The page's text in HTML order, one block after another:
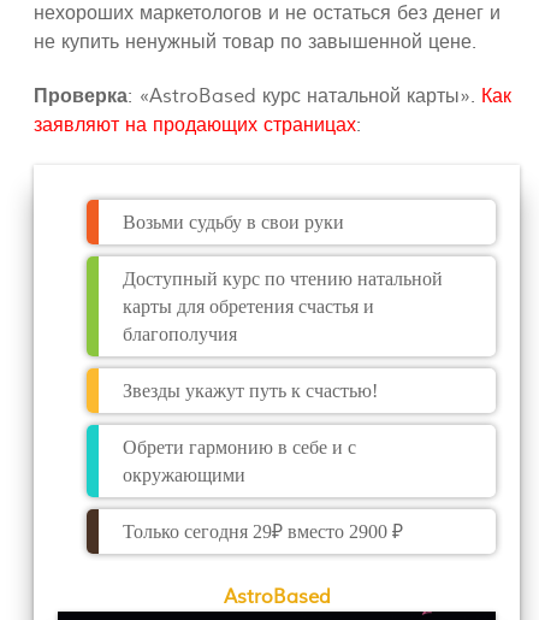
нехороших маркетологов и не остаться без денег и
не купить ненужный товар по завышенной цене.
Проверка: «AstroBased курс натальной карты». Как
заявляют на продающих страницах:
Возьми судьбу в свои руки
Доступный курс по чтению натальной
карты для обретения счастья и
благополучия
Звезды укажут путь к счастью!
Обрети гармонию в себе и с
окружающими
Только сегодня 29₽ вместо 2900 ₽
AstroBased